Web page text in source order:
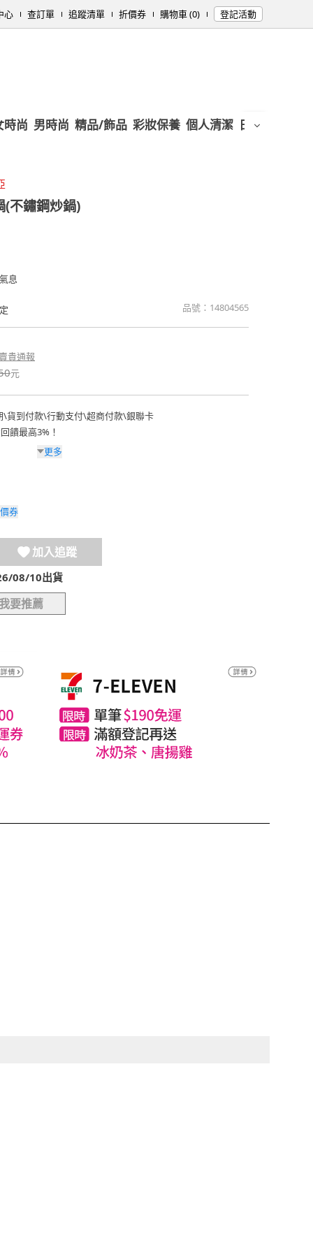
心 查訂單 追蹤清單 折價券 購物車 (0) 登記活動
時尚 男時尚 精品/飾品 彩妝保養 個人清潔 日用/紙品
(不鏽鋼炒鍋)
息
品號： 14804565
賣貴通報
元
\貨到付款\行動支付\超商付款\銀聯卡
饋最高3%！
更多
券
加入追蹤
08/10出貨
我要推薦